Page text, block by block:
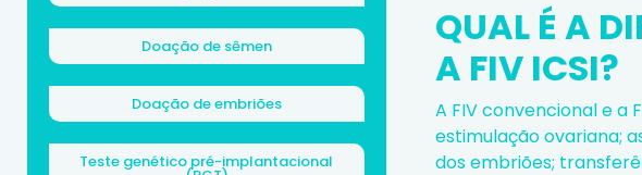
Doação de sêmen
Doação de embriões
Teste genético pré-implantacional
QUAL É A
A FIV ICSI?
A FIV convencional e a
estimulação ovariana;
dos embriões;